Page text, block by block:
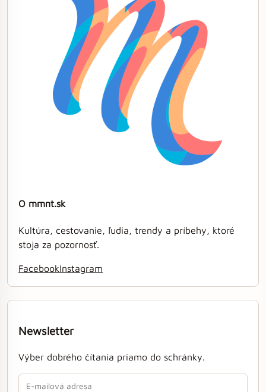
O mmnt.sk
Kultúra, cestovanie, ľudia, trendy a príbehy, ktoré
stoja za pozornosť.
FacebookInstagram
Newsletter
Výber dobrého čítania priamo do schránky.